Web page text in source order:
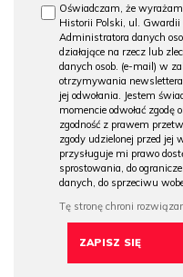
Oświadczam, że
Historii Polski, ul.
Administratora danych
działające na rzecz lub
danych osob. (e-mail) w
otrzymywania newslettera
jej odwołania. Jestem
momencie odwołać zgodę
zgodność z prawem
zgody udzielonej przed jej
przysługuje mi prawo
sprostowania, do
danych, do sprzeciwu